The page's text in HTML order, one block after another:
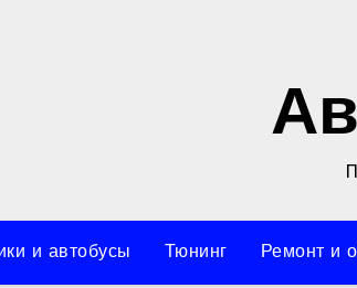
и автобусы Тюнинг Ремонт и